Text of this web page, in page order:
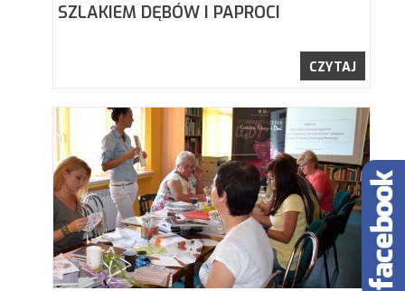
SZLAKIEM DĘBÓW I PAPROCI
CZYTAJ